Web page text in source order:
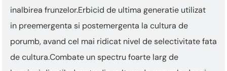
inalbirea frunzelor.Erbicid de ultima generatie utilizat
in preemergenta si postemergenta la cultura de
porumb, avand cel mai ridicat nivel de selectivitate fata
de cultura.Combate un spectru foarte larg de